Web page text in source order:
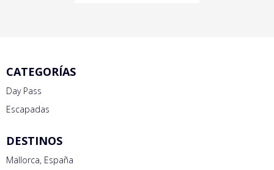
CATEGORÍAS
Day Pass
Escapadas
DESTINOS
Mallorca, España